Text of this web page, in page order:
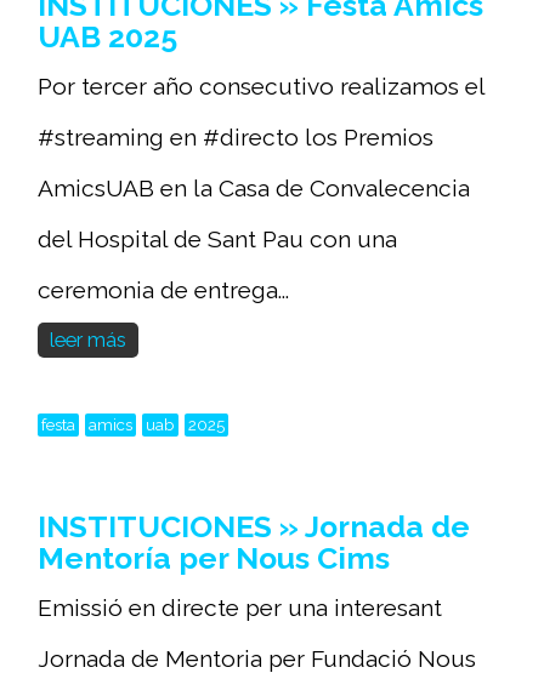
UAB 2025
Por tercer año consecutivo realizamos el
#streaming en #directo los Premios
AmicsUAB en la Casa de Convalecencia
del Hospital de Sant Pau con una
ceremonia de entrega...
leer más
festa amics uab 2025
INSTITUCIONES » Jornada de
Mentoría per Nous Cims
Emissió en directe per una interesant
Jornada de Mentoria per Fundació Nous